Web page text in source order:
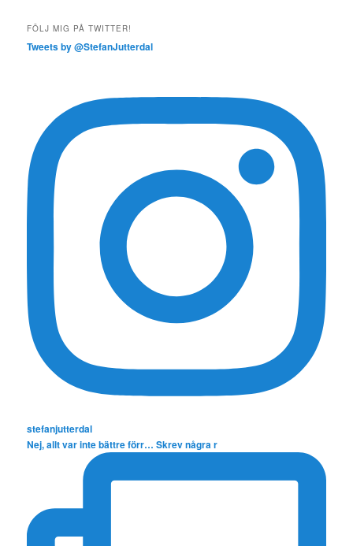
FÖLJ MIG PÅ TWITTER!
Tweets by @StefanJutterdal
stefanjutterdal
Nej, allt var inte bättre förr… Skrev några r